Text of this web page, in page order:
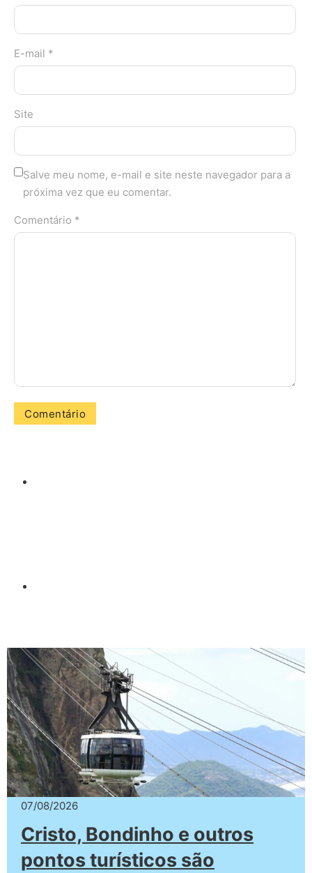
E-mail *
Site
Salve meu nome, e-mail e site neste navegador para a
próxima vez que eu comentar.
Comentário *
07/08/2026
Cristo, Bondinho e outros
pontos turísticos são